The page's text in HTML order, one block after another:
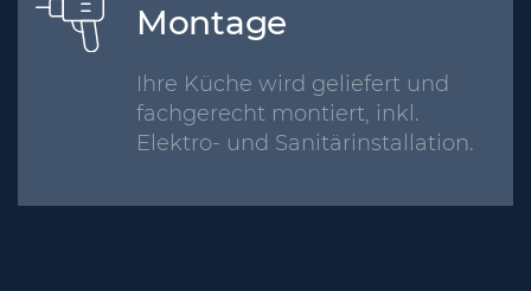
Montage
Ihre Küche wird geliefert und
fachgerecht montiert, inkl.
Elektro- und Sanitärinstallation.